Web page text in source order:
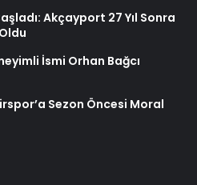
Akçayport 27 Yıl Sonra
İsmi Orhan Bağcı
Sezon Öncesi Moral